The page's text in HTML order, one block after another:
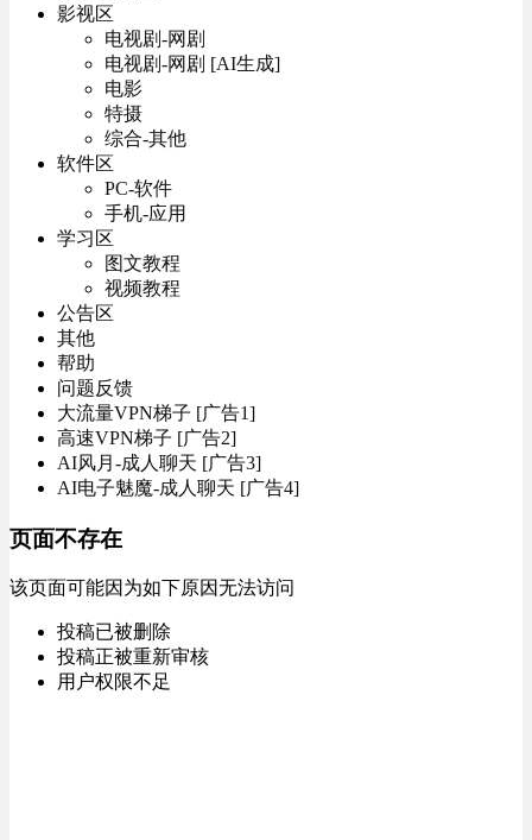
影视区
电视剧-网剧
电视剧-网剧 [AI生成]
电影
特摄
综合-其他
软件区
PC-软件
手机-应用
学习区
图文教程
视频教程
公告区
其他
帮助
问题反馈
大流量VPN梯子 [广告1]
高速VPN梯子 [广告2]
AI风月-成人聊天 [广告3]
AI电子魅魔-成人聊天 [广告4]
页面不存在
该页面可能因为如下原因无法访问
投稿已被删除
投稿正被重新审核
用户权限不足